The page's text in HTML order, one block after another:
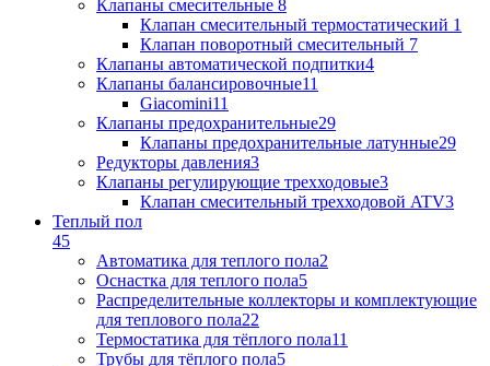
Клапаны cмесительные 8
Клапан cмесительный термостатический 1
Клапан поворотный cмесительный 7
Клапаны автоматической подпитки4
Клапаны балансировочные11
Giacomini11
Клапаны предохранительные29
Клапаны предохранительные латунные29
Редукторы давления3
Клапаны регулирующие трехходовые3
Клапан смесительный трехходовой ATV3
Теплый пол
45
Автоматика для теплого пола2
Оснастка для теплого пола5
Распределительные коллекторы и комплектующие
для теплового пола22
Термостатика для тёплого пола11
Трубы для тёплого пола5